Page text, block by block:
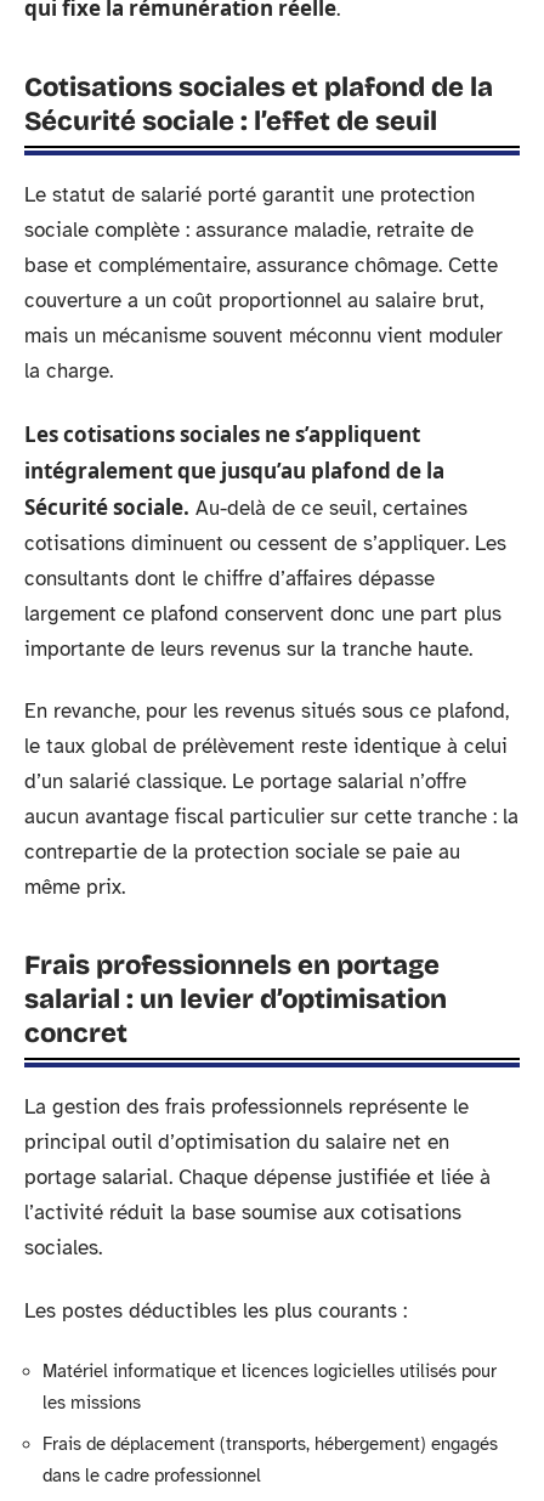
qui fixe la rémunération réelle.
Cotisations sociales et plafond de la
Sécurité sociale : l’effet de seuil
Le statut de salarié porté garantit une protection
sociale complète : assurance maladie, retraite de
base et complémentaire, assurance chômage. Cette
couverture a un coût proportionnel au salaire brut,
mais un mécanisme souvent méconnu vient moduler
la charge.
Les cotisations sociales ne s’appliquent
intégralement que jusqu’au plafond de la
Sécurité sociale. Au-delà de ce seuil, certaines
cotisations diminuent ou cessent de s’appliquer. Les
consultants dont le chiffre d’affaires dépasse
largement ce plafond conservent donc une part plus
importante de leurs revenus sur la tranche haute.
En revanche, pour les revenus situés sous ce plafond,
le taux global de prélèvement reste identique à celui
d’un salarié classique. Le portage salarial n’offre
aucun avantage fiscal particulier sur cette tranche : la
contrepartie de la protection sociale se paie au
même prix.
Frais professionnels en portage
salarial : un levier d’optimisation
concret
La gestion des frais professionnels représente le
principal outil d’optimisation du salaire net en
portage salarial. Chaque dépense justifiée et liée à
l’activité réduit la base soumise aux cotisations
sociales.
Les postes déductibles les plus courants :
Matériel informatique et licences logicielles utilisés pour
les missions
Frais de déplacement (transports, hébergement) engagés
dans le cadre professionnel